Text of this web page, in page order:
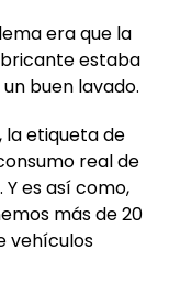
era que la
estaba
buen lavado.
la etiqueta de
real de
es así como,
más de 20
vehículos